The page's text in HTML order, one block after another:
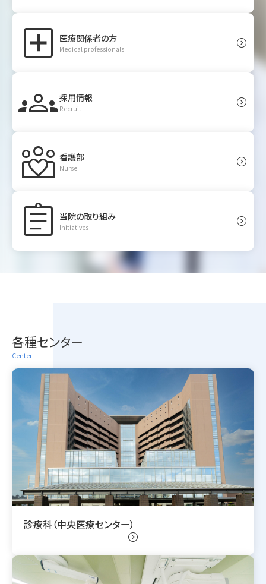
local_hospital 医療関係者の方
Medical professionals expand_circle_right
groups採用情報
Recruit expand_circle_right
diversity_4 看護部
Nurse expand_circle_right
assignment 当院の取り組み
Initiatives expand_circle_right
各種センター
Center
診療科（中央医療センター）
expand_circle_right